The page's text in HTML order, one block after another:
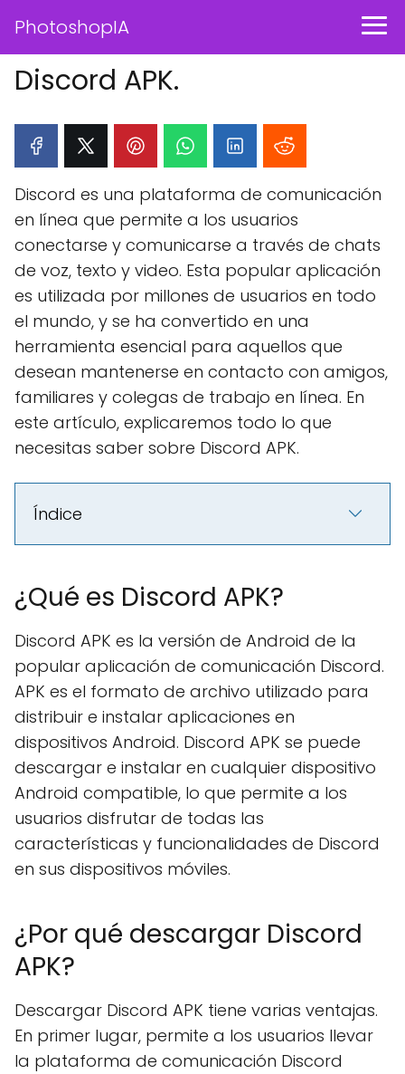
PhotoshopIA
Discord APK.
Discord es una plataforma de comunicación
en línea que permite a los usuarios
conectarse y comunicarse a través de chats
de voz, texto y video. Esta popular aplicación
es utilizada por millones de usuarios en todo
el mundo, y se ha convertido en una
herramienta esencial para aquellos que
desean mantenerse en contacto con amigos,
familiares y colegas de trabajo en línea. En
este artículo, explicaremos todo lo que
necesitas saber sobre Discord APK.
Índice
¿Qué es Discord APK?
Discord APK es la versión de Android de la
popular aplicación de comunicación Discord.
APK es el formato de archivo utilizado para
distribuir e instalar aplicaciones en
dispositivos Android. Discord APK se puede
descargar e instalar en cualquier dispositivo
Android compatible, lo que permite a los
usuarios disfrutar de todas las
características y funcionalidades de Discord
en sus dispositivos móviles.
¿Por qué descargar Discord
APK?
Descargar Discord APK tiene varias ventajas.
En primer lugar, permite a los usuarios llevar
la plataforma de comunicación Discord